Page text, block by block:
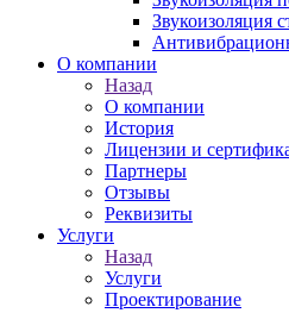
Звукоизоляция
О компании
Назад
О компании
История
Лицензии и
Партнеры
Отзывы
Реквизиты
Услуги
Назад
Услуги
Проектирование